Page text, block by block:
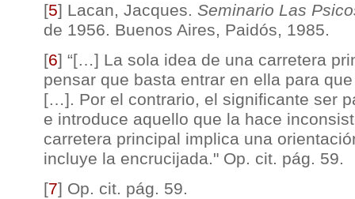
[5] Lacan, Jacques. Seminario Las
de 1956. Buenos Aires, Paidós, 1985.
[6] “[…] La sola idea de una carretera
pensar que basta entrar en ella para
[…]. Por el contrario, el significante ser
e introduce aquello que la hace
carretera principal implica una
incluye la encrucijada." Op. cit. pág. 59.
[7] Op. cit. pág. 59.